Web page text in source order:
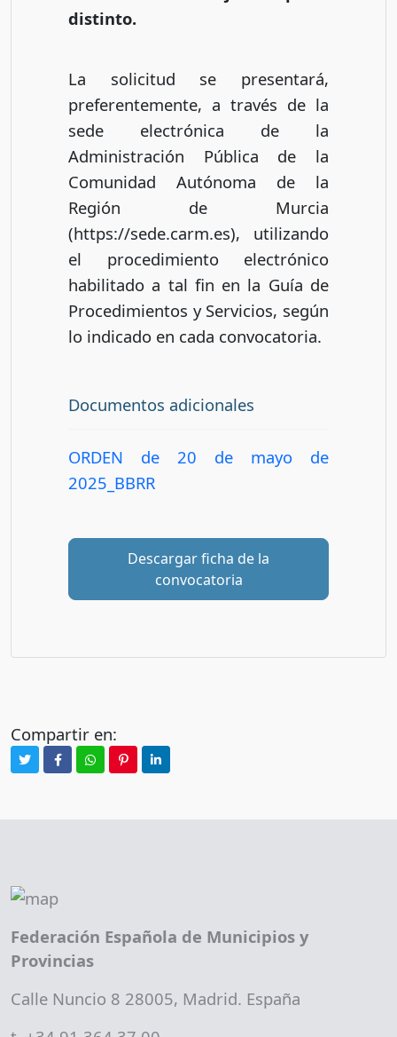
distinto.
La solicitud se presentará,
preferentemente, a través de la
sede electrónica de la
Administración Pública de la
Comunidad Autónoma de la
Región de Murcia
(https://sede.carm.es), utilizando
el procedimiento electrónico
habilitado a tal fin en la Guía de
Procedimientos y Servicios, según
lo indicado en cada convocatoria.
Documentos adicionales
ORDEN de 20 de mayo de
2025_BBRR
Descargar ficha de la
convocatoria
Compartir en:
Federación Española de Municipios y
Provincias
Calle Nuncio 8 28005, Madrid. España